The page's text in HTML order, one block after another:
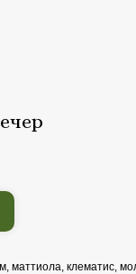
маттиола, клематис,